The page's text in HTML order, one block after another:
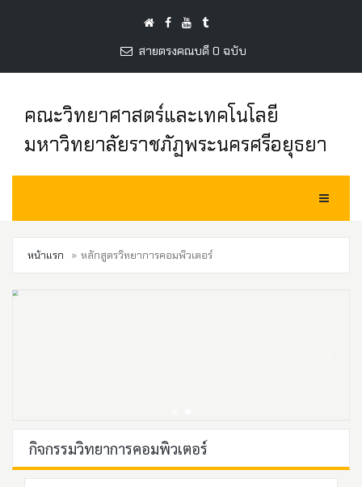
สายตรงคณบดี 0 ฉบับ
คณะวิทยาศาสตร์และเทคโนโลยี
มหาวิทยาลัยราชภัฏพระนครศรีอยุธยา
Toggle
หน้าแรก หลักสูตรวิทยาการคอมพิวเตอร์
กิจกรรมวิทยาการคอมพิวเตอร์